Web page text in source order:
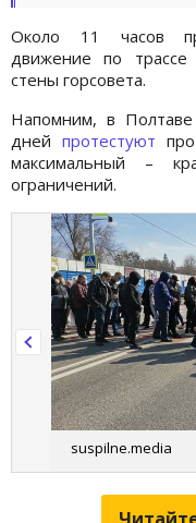
Около 11 часов
движение по трассе
стены горсовета.
Напомним, в
днейпротестуют
максимальный –
ограничений.
suspilne.media